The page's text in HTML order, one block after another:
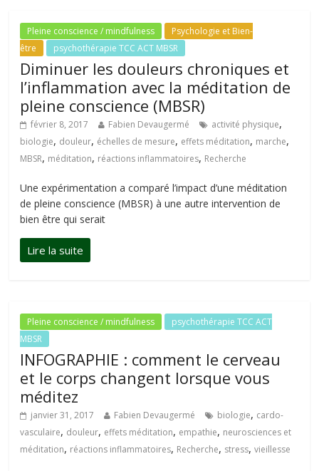
Pleine conscience / mindfulness
Psychologie et Bien-
être
psychothérapie TCC ACT MBSR
Diminuer les douleurs chroniques et
l’inflammation avec la méditation de
pleine conscience (MBSR)
février 8, 2017 Fabien Devaugermé activité physique,
biologie, douleur, échelles de mesure, effets méditation, marche,
MBSR, méditation, réactions inflammatoires, Recherche
Une expérimentation a comparé l’impact d’une méditation
de pleine conscience (MBSR) à une autre intervention de
bien être qui serait
Pleine conscience / mindfulness
psychothérapie TCC ACT
MBSR
INFOGRAPHIE : comment le cerveau
et le corps changent lorsque vous
méditez
janvier 31, 2017 Fabien Devaugermé biologie, cardo-
vasculaire, douleur, effets méditation, empathie, neurosciences et
méditation, réactions inflammatoires, Recherche, stress,vieillesse